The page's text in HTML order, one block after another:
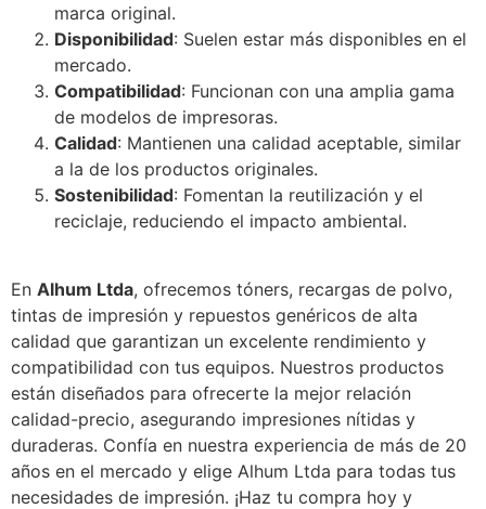
marca original.
Disponibilidad: Suelen estar más disponibles en el
mercado.
Compatibilidad: Funcionan con una amplia gama
de modelos de impresoras.
Calidad: Mantienen una calidad aceptable, similar
a la de los productos originales.
Sostenibilidad: Fomentan la reutilización y el
reciclaje, reduciendo el impacto ambiental.
En Alhum Ltda, ofrecemos tóners, recargas de polvo,
tintas de impresión y repuestos genéricos de alta
calidad que garantizan un excelente rendimiento y
compatibilidad con tus equipos. Nuestros productos
están diseñados para ofrecerte la mejor relación
calidad-precio, asegurando impresiones nítidas y
duraderas. Confía en nuestra experiencia de más de 20
años en el mercado y elige Alhum Ltda para todas tus
necesidades de impresión. ¡Haz tu compra hoy y